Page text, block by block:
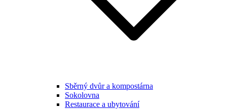
Sběrný dvůr a kompostárna
Sokolovna
Restaurace a ubytování